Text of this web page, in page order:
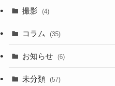
撮影 (4)
コラム (35)
お知らせ (6)
未分類 (57)